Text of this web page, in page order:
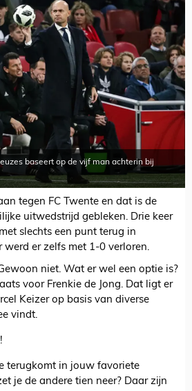
baseert op de vijf man achterin bij
tegen FC Twente en dat is de
uitwedstrijd gebleken. Drie keer
slechts een punt terug in
werd er zelfs met 1-0 verloren.
niet. Wat er wel een optie is?
voor Frenkie de Jong. Dat ligt er
Keizer op basis van diverse
vindt.
!
terugkomt in jouw favoriete
je de andere tien neer? Daar zijn